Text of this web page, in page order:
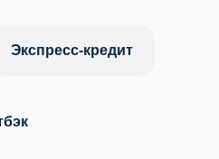
Экспресс-кредит